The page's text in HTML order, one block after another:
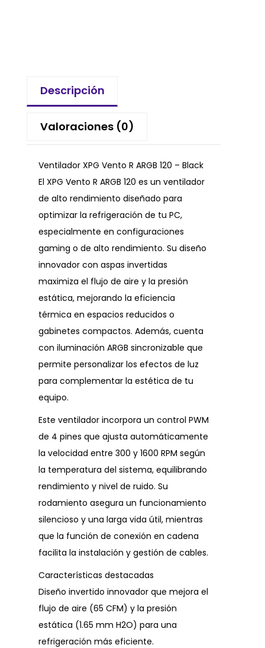
Descripción
Valoraciones (0)
Ventilador XPG Vento R ARGB 120 – Black
El XPG Vento R ARGB 120 es un ventilador
de alto rendimiento diseñado para
optimizar la refrigeración de tu PC,
especialmente en configuraciones
gaming o de alto rendimiento. Su diseño
innovador con aspas invertidas
maximiza el flujo de aire y la presión
estática, mejorando la eficiencia
térmica en espacios reducidos o
gabinetes compactos. Además, cuenta
con iluminación ARGB sincronizable que
permite personalizar los efectos de luz
para complementar la estética de tu
equipo.
Este ventilador incorpora un control PWM
de 4 pines que ajusta automáticamente
la velocidad entre 300 y 1600 RPM según
la temperatura del sistema, equilibrando
rendimiento y nivel de ruido. Su
rodamiento asegura un funcionamiento
silencioso y una larga vida útil, mientras
que la función de conexión en cadena
facilita la instalación y gestión de cables.
Características destacadas
Diseño invertido innovador que mejora el
flujo de aire (65 CFM) y la presión
estática (1.65 mm H2O) para una
refrigeración más eficiente.